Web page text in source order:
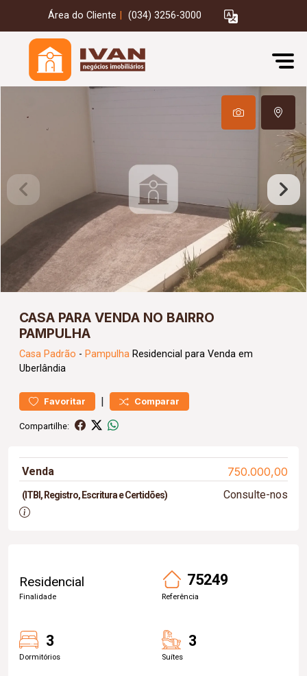
Área do Cliente (034) 3256-3000
CASA PARA VENDA NO BAIRRO
PAMPULHA
Casa Padrão - Pampulha Residencial para Venda em
Uberlândia
Favoritar | Comparar
Compartilhe:
Venda 750.000,00
(ITBI, Registro, Escritura e Certidões) Consulte-nos
Residencial
Finalidade
75249
Referência
3
Dormitórios
3
Suítes